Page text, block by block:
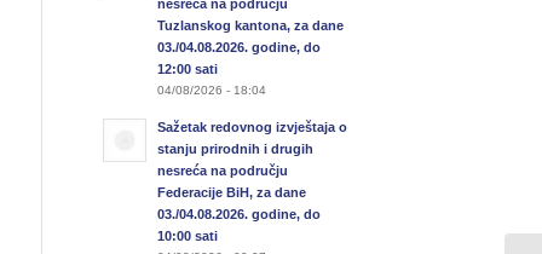
nesreća na području
Tuzlanskog kantona, za dane
03./04.08.2026. godine, do
12:00 sati
04/08/2026 - 18:04
Sažetak redovnog izvještaja o
stanju prirodnih i drugih
nesreća na području
Federacije BiH, za dane
03./04.08.2026. godine, do
10:00 sati